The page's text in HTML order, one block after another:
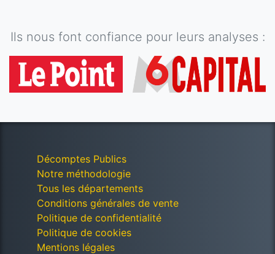
Ils nous font confiance pour leurs analyses :
Décomptes Publics
Notre méthodologie
Tous les départements
Conditions générales de vente
Politique de confidentialité
Politique de cookies
Mentions légales